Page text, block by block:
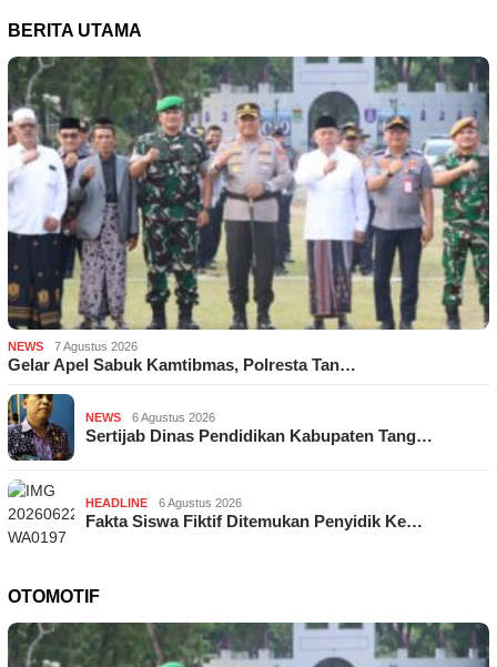
BERITA UTAMA
NEWS 7 Agustus 2026
Gelar Apel Sabuk Kamtibmas, Polresta Tan…
NEWS 6 Agustus 2026
Sertijab Dinas Pendidikan Kabupaten Tang…
HEADLINE 6 Agustus 2026
Fakta Siswa Fiktif Ditemukan Penyidik Ke…
OTOMOTIF